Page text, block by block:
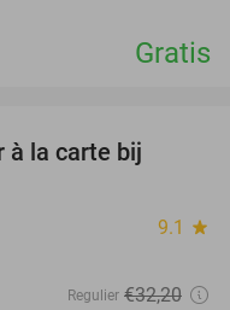
Gratis
à la carte bij
9.1 star
Regulier €32,20